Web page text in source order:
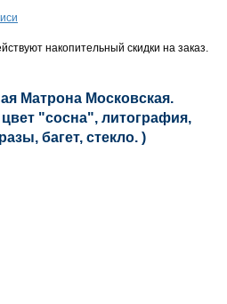
накопительный скидки на заказ.
Матрона Московская.
"сосна", литография,
багет, стекло. )